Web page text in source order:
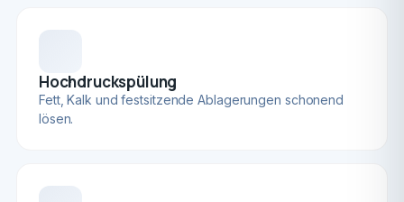
Hochdruckspülung
Fett, Kalk und festsitzende Ablagerungen schonend
lösen.